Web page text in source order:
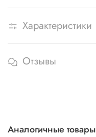
Характеристики
Отзывы
Аналогичные товары